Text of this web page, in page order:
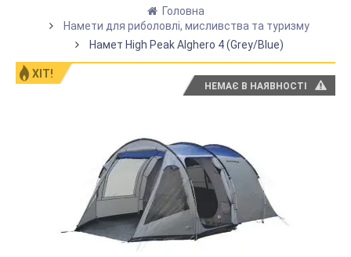
Головна
Намети для риболовлі, мисливства та туризму
Намет High Peak Alghero 4 (Grey/Blue)
ХІТ!
НЕМАЄ В НАЯВНОСТІ